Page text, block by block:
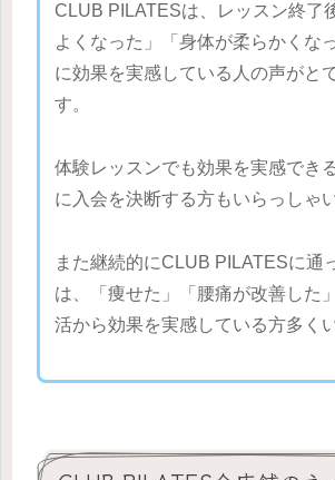
CLUB PILATESは、レッスン終了
よくなった」「身体が柔らかくな
に効果を実感している人の声がと
す。
体験レッスンでも効果を実感でき
に入会を決断する方もいらっしゃ
また継続的にCLUB PILATESに通
は、「痩せた」「腰痛が改善した
活から効果を実感している方多く